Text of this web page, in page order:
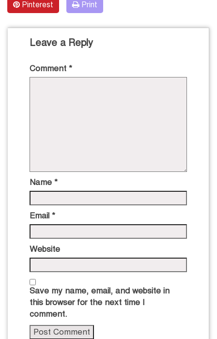
Pinterest Print
Leave a Reply
Comment *
Name *
Email *
Website
Save my name, email, and website in
this browser for the next time I
comment.